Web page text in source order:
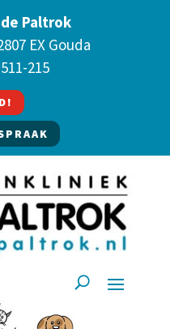
Paltrok
EX Gouda
215